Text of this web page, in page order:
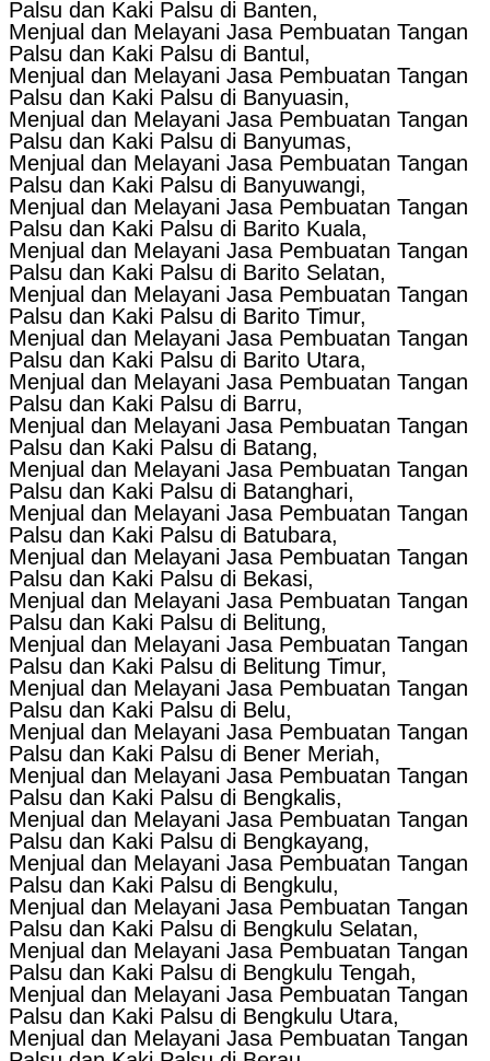
Palsu dan Kaki Palsu di Banten,
Menjual dan Melayani Jasa Pembuatan Tangan
Palsu dan Kaki Palsu di Bantul,
Menjual dan Melayani Jasa Pembuatan Tangan
Palsu dan Kaki Palsu di Banyuasin,
Menjual dan Melayani Jasa Pembuatan Tangan
Palsu dan Kaki Palsu di Banyumas,
Menjual dan Melayani Jasa Pembuatan Tangan
Palsu dan Kaki Palsu di Banyuwangi,
Menjual dan Melayani Jasa Pembuatan Tangan
Palsu dan Kaki Palsu di Barito Kuala,
Menjual dan Melayani Jasa Pembuatan Tangan
Palsu dan Kaki Palsu di Barito Selatan,
Menjual dan Melayani Jasa Pembuatan Tangan
Palsu dan Kaki Palsu di Barito Timur,
Menjual dan Melayani Jasa Pembuatan Tangan
Palsu dan Kaki Palsu di Barito Utara,
Menjual dan Melayani Jasa Pembuatan Tangan
Palsu dan Kaki Palsu di Barru,
Menjual dan Melayani Jasa Pembuatan Tangan
Palsu dan Kaki Palsu di Batang,
Menjual dan Melayani Jasa Pembuatan Tangan
Palsu dan Kaki Palsu di Batanghari,
Menjual dan Melayani Jasa Pembuatan Tangan
Palsu dan Kaki Palsu di Batubara,
Menjual dan Melayani Jasa Pembuatan Tangan
Palsu dan Kaki Palsu di Bekasi,
Menjual dan Melayani Jasa Pembuatan Tangan
Palsu dan Kaki Palsu di Belitung,
Menjual dan Melayani Jasa Pembuatan Tangan
Palsu dan Kaki Palsu di Belitung Timur,
Menjual dan Melayani Jasa Pembuatan Tangan
Palsu dan Kaki Palsu di Belu,
Menjual dan Melayani Jasa Pembuatan Tangan
Palsu dan Kaki Palsu di Bener Meriah,
Menjual dan Melayani Jasa Pembuatan Tangan
Palsu dan Kaki Palsu di Bengkalis,
Menjual dan Melayani Jasa Pembuatan Tangan
Palsu dan Kaki Palsu di Bengkayang,
Menjual dan Melayani Jasa Pembuatan Tangan
Palsu dan Kaki Palsu di Bengkulu,
Menjual dan Melayani Jasa Pembuatan Tangan
Palsu dan Kaki Palsu di Bengkulu Selatan,
Menjual dan Melayani Jasa Pembuatan Tangan
Palsu dan Kaki Palsu di Bengkulu Tengah,
Menjual dan Melayani Jasa Pembuatan Tangan
Palsu dan Kaki Palsu di Bengkulu Utara,
Menjual dan Melayani Jasa Pembuatan Tangan